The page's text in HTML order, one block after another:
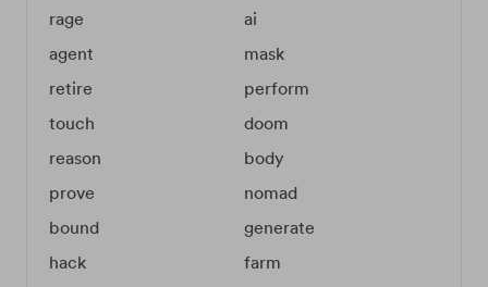
rage
ai
agent
mask
retire
perform
touch
doom
reason
body
prove
nomad
bound
generate
hack
farm